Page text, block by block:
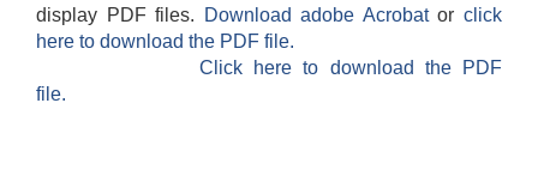
display PDF files.
Download adobe Acrobatorclick
here to download the PDF file.
Click here to download the PDF
file.